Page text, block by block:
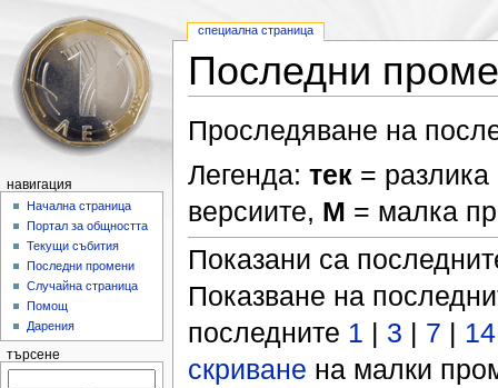
Последни
Проследяване на
Легенда: тек= разлика
версиите, М = малка
Показани са
Показване на
последните 1 | 3 | 7 | 14
скриване на малки
специална страница
навигация
Начална страница
Портал за общността
Текущи събития
Последни промени
Случайна страница
Помощ
Дарения
търсене